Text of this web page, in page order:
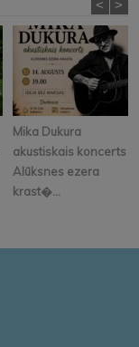
Mika Dukura
akustiskais koncerts
Alūksnes ezera
krast�...
< >